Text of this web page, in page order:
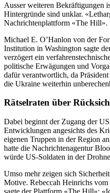
Ausser weiteren Bekräftigungen
Hintergründe sind unklar.
Nachrichtenplattform «The Hill».
Michael E. O’Hanlon von der
Institution in Washington sagte
verzögert ein
politische Erwägungen und
dafür verantwortlich, da
die Ukraine weiterhin
Rätselraten über
Dabei beginnt der Zugang der
Entwicklungen angesichts des
eigenen Truppen in der Region
hatte die Nachrichtenagentur
würde US-Soldaten in der
Umso mehr zeigen sich
Motive. Rebeccah Heinrichs
sagte der Plattform «The Hill»: